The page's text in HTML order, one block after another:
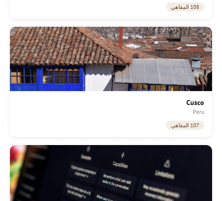
108 المقاهي
Cusco
Peru
107 المقاهي